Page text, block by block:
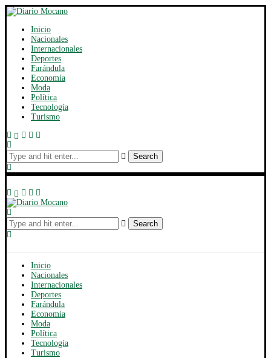
Inicio
Nacionales
Internacionales
Deportes
Farándula
Economía
Moda
Política
Tecnología
Turismo
Search
Search
Inicio
Nacionales
Internacionales
Deportes
Farándula
Economía
Moda
Política
Tecnología
Turismo